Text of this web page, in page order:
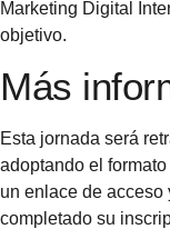
Marketing Digital
objetivo.
Más
Esta jornada será
adoptando el
un enlace de
completado su